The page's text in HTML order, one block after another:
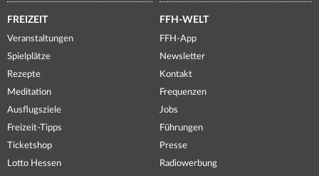
FREIZEIT
Veranstaltungen
Spielplätze
Rezepte
Meditation
Ausflugsziele
Freizeit-Tipps
Ticketshop
Lotto Hessen
FFH-WELT
FFH-App
Newsletter
Kontakt
Frequenzen
Jobs
Führungen
Presse
Radiowerbung